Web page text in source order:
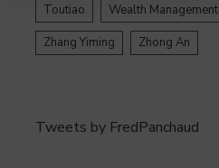
Toutiao
Wealth Management
Zhang Yiming
Zhong An
Tweets by FredPanchaud